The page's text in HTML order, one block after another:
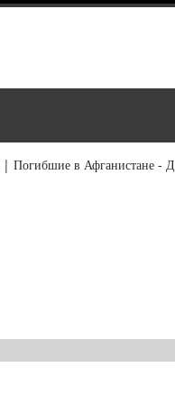
| Погибшие в Афганистане - Д